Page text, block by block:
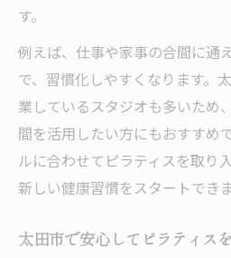
ト
自分らしく通うためのピ
ピラティススタジオ
自分に合ったピラテ
説
ピラティス初心者が重
す。
例えば、仕事や家事の合間に通
で、習慣化しやすくなります。
業しているスタジオも多いため
間を活用したい方にもおすすめ
ルに合わせてピラティスを取り
新しい健康習慣をスタートできま
太田市で安心してピラティス